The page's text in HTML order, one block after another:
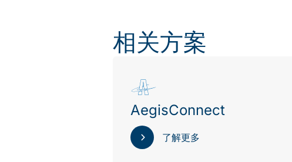
相关方案
AegisConnect
了解更多